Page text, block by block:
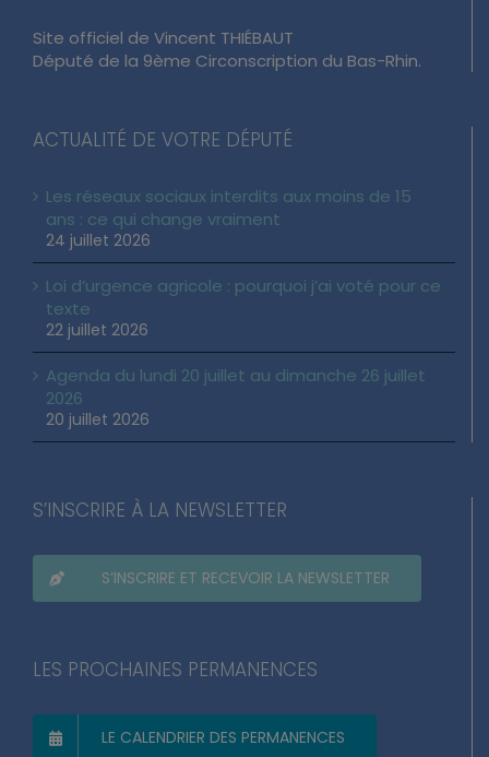
Site officiel de Vincent THIÉBAUT
Député de la 9ème Circonscription du Bas-Rhin.
ACTUALITÉ DE VOTRE DÉPUTÉ
Les réseaux sociaux interdits aux moins de 15
ans : ce qui change vraiment
24 juillet 2026
Loi d’urgence agricole : pourquoi j’ai voté pour ce
texte
22 juillet 2026
Agenda du lundi 20 juillet au dimanche 26 juillet
2026
20 juillet 2026
S’INSCRIRE À LA NEWSLETTER
S’INSCRIRE ET RECEVOIR LA NEWSLETTER
LES PROCHAINES PERMANENCES
LE CALENDRIER DES PERMANENCES